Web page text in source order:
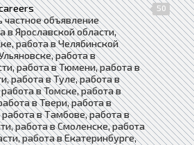
50
частное объявление
в Ярославской области,
работа в Челябинской
работа в
работа в Тюмени, работа в
работа в Туле, работа в
в Томске, работа в
в Твери, работа в
в Тамбове, работа в
работа в Смоленске, работа
работа в Екатеринбурге,